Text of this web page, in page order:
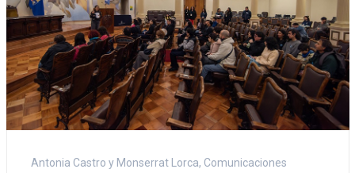
Antonia Castro y Monserrat Lorca, Comunicaciones